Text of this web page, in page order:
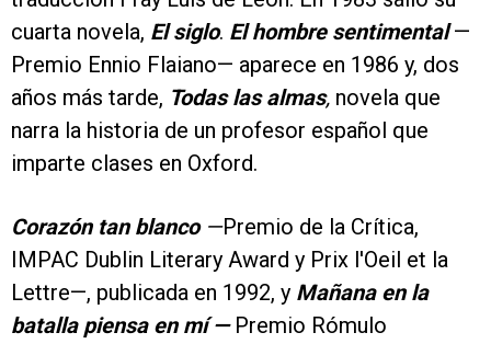
cuarta novela, El siglo. El hombre sentimental —
Premio Ennio Flaiano— aparece en 1986 y, dos
años más tarde, Todas las almas, novela que
narra la historia de un profesor español que
imparte clases en Oxford.
Corazón tan blanco—Premio de la Crítica,
IMPAC Dublin Literary Award y Prix l'Oeil et la
Lettre—, publicada en 1992, y Mañana en la
batalla piensa en mí —Premio Rómulo